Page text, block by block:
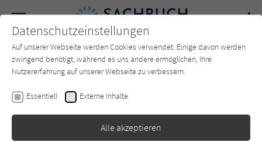
SUCHE Forum Charts Newsletter
Jens Söring
Erschienen: September 2021
Datenschutzeinstellungen
Auf unserer Webseite werden Cookies verwendet. Einige davon werden
zwingend benötigt, während es uns andere ermöglichen, Ihre
Nutzererfahrung auf unserer Webseite zu verbessern.
Essentiell Externe Inhalte
Alle akzeptieren